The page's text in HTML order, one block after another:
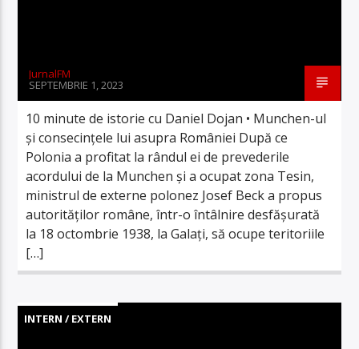
JurnalFM
SEPTEMBRIE 1, 2023
10 minute de istorie cu Daniel Dojan • Munchen-ul
și consecințele lui asupra României După ce
Polonia a profitat la rândul ei de prevederile
acordului de la Munchen și a ocupat zona Tesin,
ministrul de externe polonez Josef Beck a propus
autorităților române, într-o întâlnire desfășurată
la 18 octombrie 1938, la Galați, să ocupe teritoriile
[…]
INTERN / EXTERN